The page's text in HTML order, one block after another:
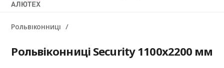
Рольвіконниці
Рольвіконниці Security 1100x2200 мм